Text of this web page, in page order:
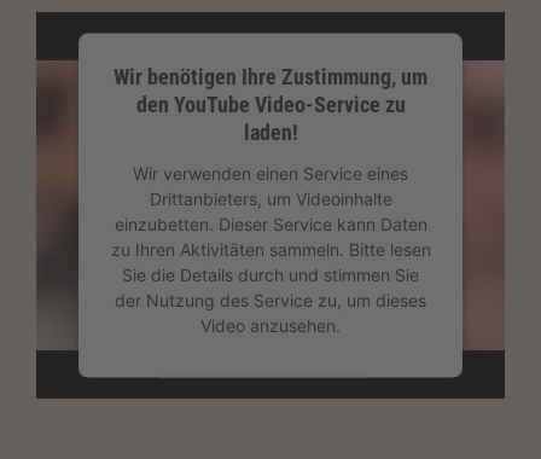
Wir benötigen Ihre Zustimmung, um
den YouTube Video-Service zu
laden!
Wir verwenden einen Service eines
Drittanbieters, um Videoinhalte
einzubetten. Dieser Service kann Daten
zu Ihren Aktivitäten sammeln. Bitte lesen
Sie die Details durch und stimmen Sie
der Nutzung des Service zu, um dieses
Video anzusehen.
Mehr Informationen